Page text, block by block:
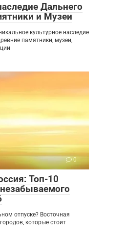
Дальнего
и Музеи
культурное наследие
памятники, музеи,
0
Топ-10
отпуске? Восточная
которые стоит